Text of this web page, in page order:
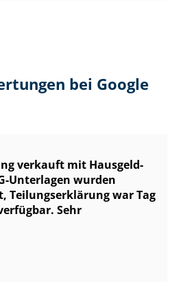
bei Google
verkauft mit Hausgeld-
Unterlagen wurden
Tei­lungs­er­klä­rung war Tag
Sehr